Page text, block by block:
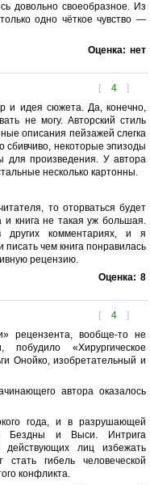
довольно своеобразное. Из
одно чёткое чувство —
Оценка: нет
[ 4 ]
и идея сюжета. Да, конечно,
не могу. Авторский стиль
описания пейзажей слегка
сбивчиво, некоторые эпизоды
для произведения. У автора
несколько картонны.
то оторваться будет
книга не такая уж большая.
комментариях, и я
писать чем книга понравилась
рецензию.
Оценка: 8
[ 4 ]
рецензента, вообще-то не
«Хирургическое
Онойко, изобретательный и
автора оказалось
года, и в разрушающей
Бездны и Выси. Интрига
действующих лиц избежать
стать гибель человеческой
конфликта.